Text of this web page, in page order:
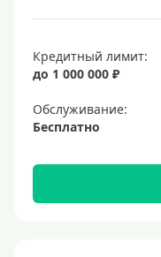
Кредитный лимит:
до 1 000 000 ₽
Обслуживание:
Бесплатно